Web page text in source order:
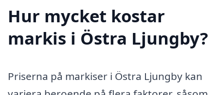
Hur mycket kostar
markis i Östra Ljungby?
Priserna på markiser i Östra Ljungby kan